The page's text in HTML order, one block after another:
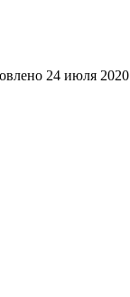
24 июля 2020